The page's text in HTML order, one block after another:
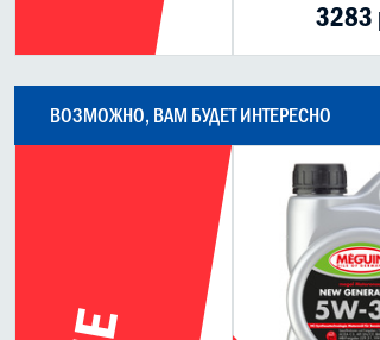
3283
ВОЗМОЖНО, ВАМ БУДЕТ ИНТЕРЕСНО